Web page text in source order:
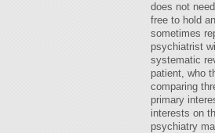
does not
free to hold
sometimes
psychiatrist
systematic
patient, who
comparing
primary
interests on
psychiatry